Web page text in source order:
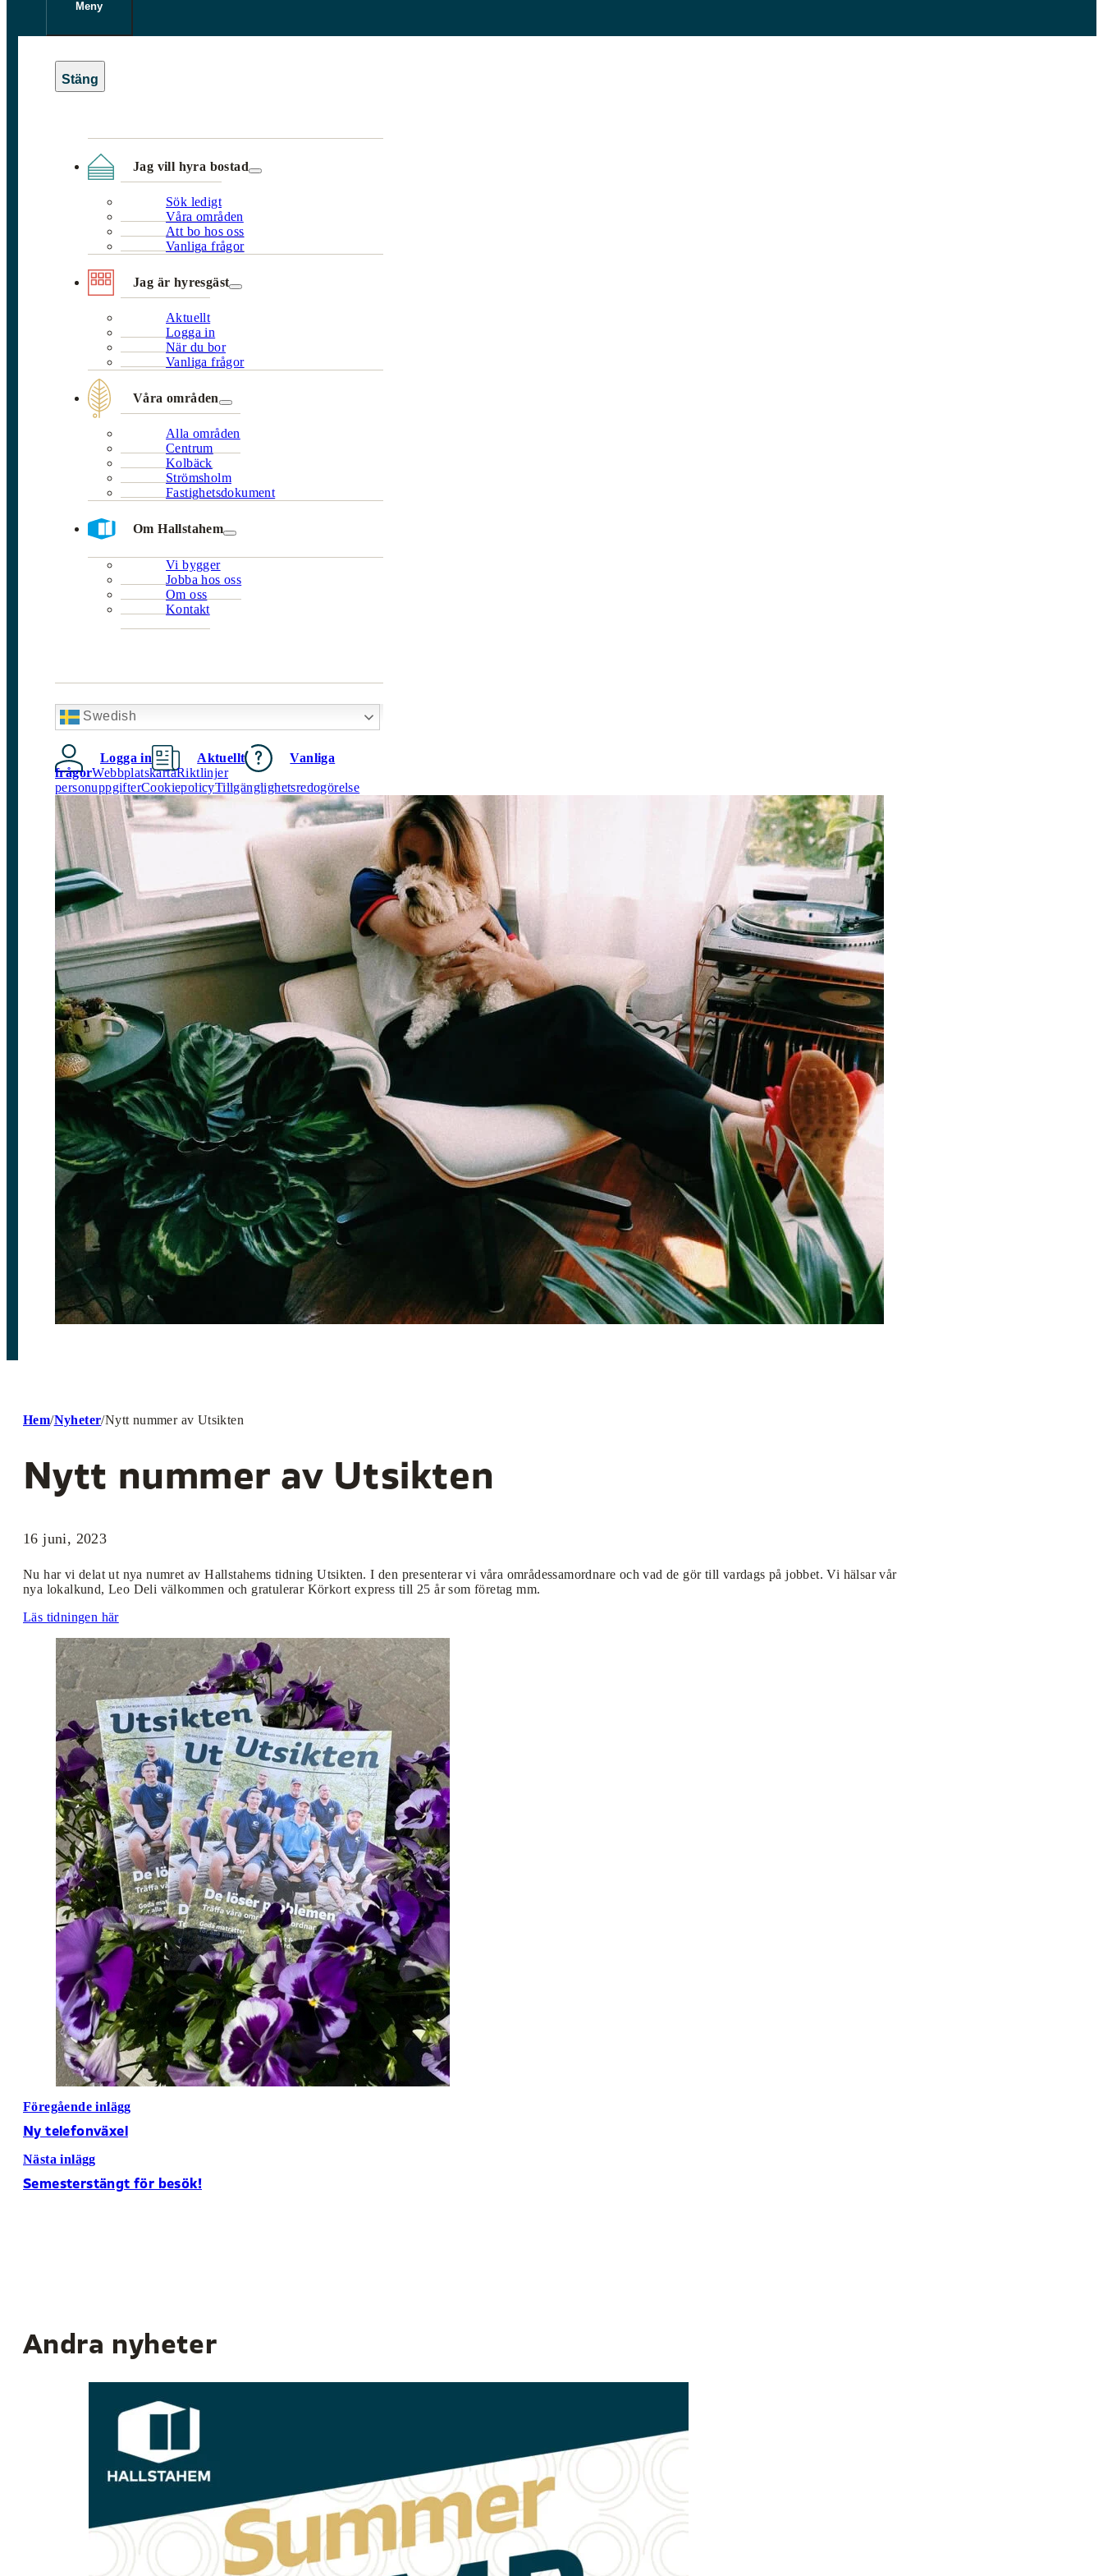
Meny
Jag vill hyra bostad
Sök ledigt
Våra områden
Att bo hos oss
Vanliga frågor
Jag är hyresgäst
Aktuellt
Logga in
När du bor
Vanliga frågor
Våra områden
Alla områden
Centrum
Kolbäck
Strömsholm
Fastighetsdokument
Om Hallstahem
Vi bygger
Jobba hos oss
Om oss
Kontakt
Swedish
Logga in Aktuellt
Vanliga
frågorWebbplatskartaRiktlinjer
personuppgifterCookiepolicyTillgänglighetsredogörelse
Hem/Nyheter/Nytt nummer av Utsikten
Nytt nummer av Utsikten
16 juni, 2023
Nu har vi delat ut nya numret av Hallstahems tidning Utsikten. I den presenterar vi våra områdessamordnare och vad de gör till vardags på jobbet. Vi hälsar vår
nya lokalkund, Leo Deli välkommen och gratulerar Körkort express till 25 år som företag mm.
Läs tidningen här
Föregående inlägg
Ny telefonväxel
Nästa inlägg
Semesterstängt för besök!
Andra nyheter